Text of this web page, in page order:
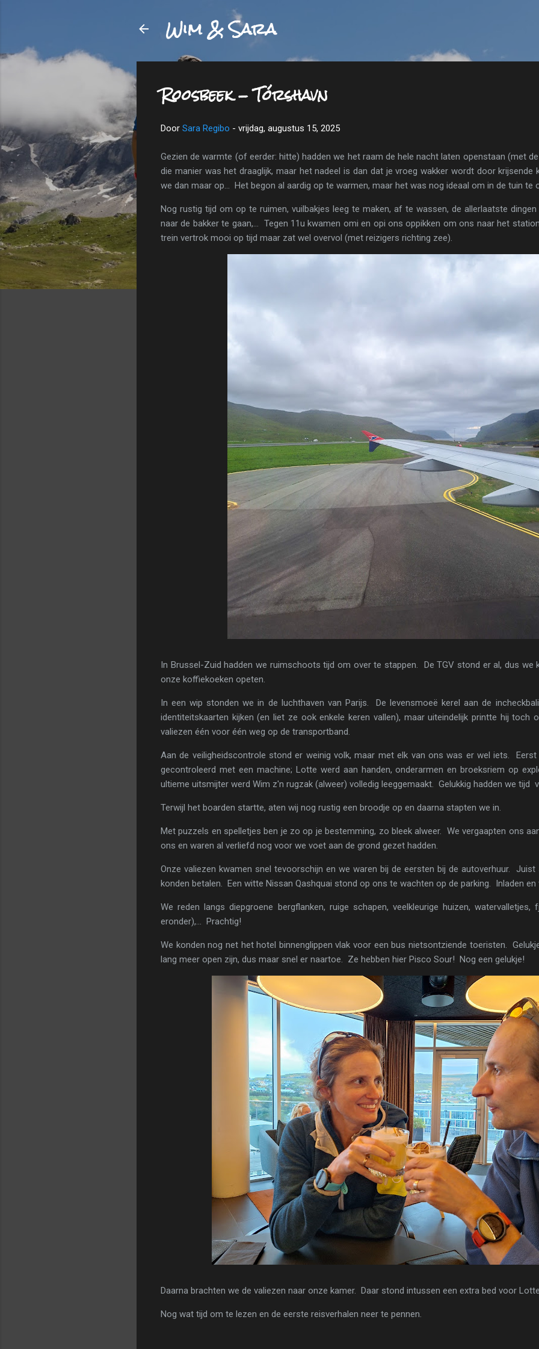
Wim & Sara
Roosbeek - Tórshavn
Door Sara Regibo - vrijdag, augustus 15, 2025
Gezien de warmte (of eerder: hitte) hadden we het raam de hele nacht laten openstaan (met
die manier was het draaglijk, maar het nadeel is dan dat je vroeg wakker wordt door
we dan maar op... Het begon al aardig op te warmen, maar het was nog ideaal om in de tuin te
Nog rustig tijd om op te ruimen, vuilbakjes leeg te maken, af te wassen, de allerlaatste
naar de bakker te gaan,... Tegen 11u kwamen omi en opi ons oppikken om ons naar het
trein vertrok mooi op tijd maar zat wel overvol (met reizigers richting zee).
In Brussel-Zuid hadden we ruimschoots tijd om over te stappen. De TGV stond er al, dus we
onze koffiekoeken opeten.
In een wip stonden we in de luchthaven van Parijs. De levensmoeë kerel aan de
identiteitskaarten kijken (en liet ze ook enkele keren vallen), maar uiteindelijk printte hij toch
valiezen één voor één weg op de transportband.
Aan de veiligheidscontrole stond er weinig volk, maar met elk van ons was er wel iets.
gecontroleerd met een machine; Lotte werd aan handen, onderarmen en broeksriem op
ultieme uitsmijter werd Wim z'n rugzak (alweer) volledig leeggemaakt. Gelukkig hadden we tijd
Terwijl het boarden startte, aten wij nog rustig een broodje op en daarna stapten we in.
Met puzzels en spelletjes ben je zo op je bestemming, zo bleek alweer. We vergaapten ons
ons en waren al verliefd nog voor we voet aan de grond gezet hadden.
Onze valiezen kwamen snel tevoorschijn en we waren bij de eersten bij de autoverhuur.
konden betalen. Een witte Nissan Qashquai stond op ons te wachten op de parking. Inladen en
We reden langs diepgroene bergflanken, ruige schapen, veelkleurige huizen,
eronder),... Prachtig!
We konden nog net het hotel binnenglippen vlak voor een bus nietsontziende toeristen.
lang meer open zijn, dus maar snel er naartoe. Ze hebben hier Pisco Sour! Nog een gelukje!
Daarna brachten we de valiezen naar onze kamer. Daar stond intussen een extra bed voor
Nog wat tijd om te lezen en de eerste reisverhalen neer te pennen.